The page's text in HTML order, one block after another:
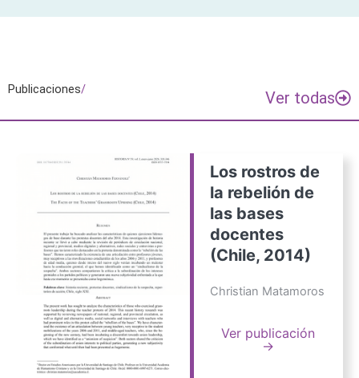
Publicaciones/ Ver todas
Los rostros de
la rebelión de
las bases
docentes
(Chile, 2014)
Christian Matamoros
Ver publicación
→